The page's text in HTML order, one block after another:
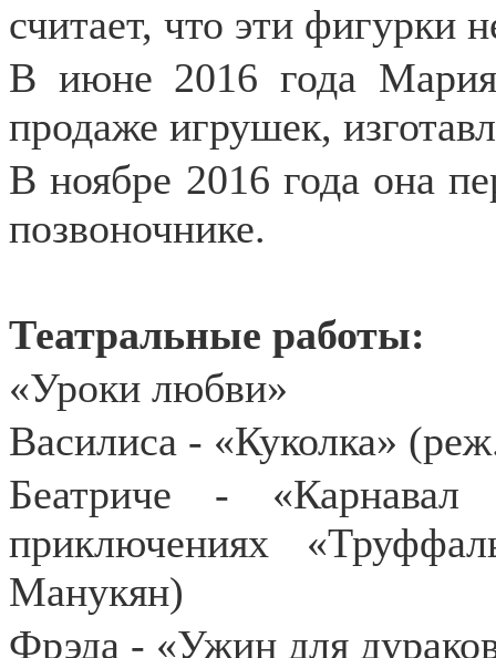
считает, что эти фигурки
В июне 2016 года Мария
продаже игрушек,
В ноябре 2016 года она
позвоночнике.
Театральные работы:
«Уроки любви»
Василиса - «Куколка»
Беатриче -
приключениях
Манукян)
Фрэда - «Ужин для